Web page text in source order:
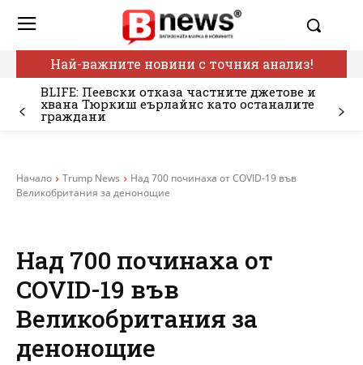
Най-важните новини с точния анализ!
BLIFE: Пеевски отказа частните джетове и
хвана Тюркиш еърлайнс като останалите
граждани
Начало Trump News
Над 700 починаха от COVID-19 във
Великобритания за денонощие
Над 700 починаха от
COVID-19 във
Великобритания за
денонощие